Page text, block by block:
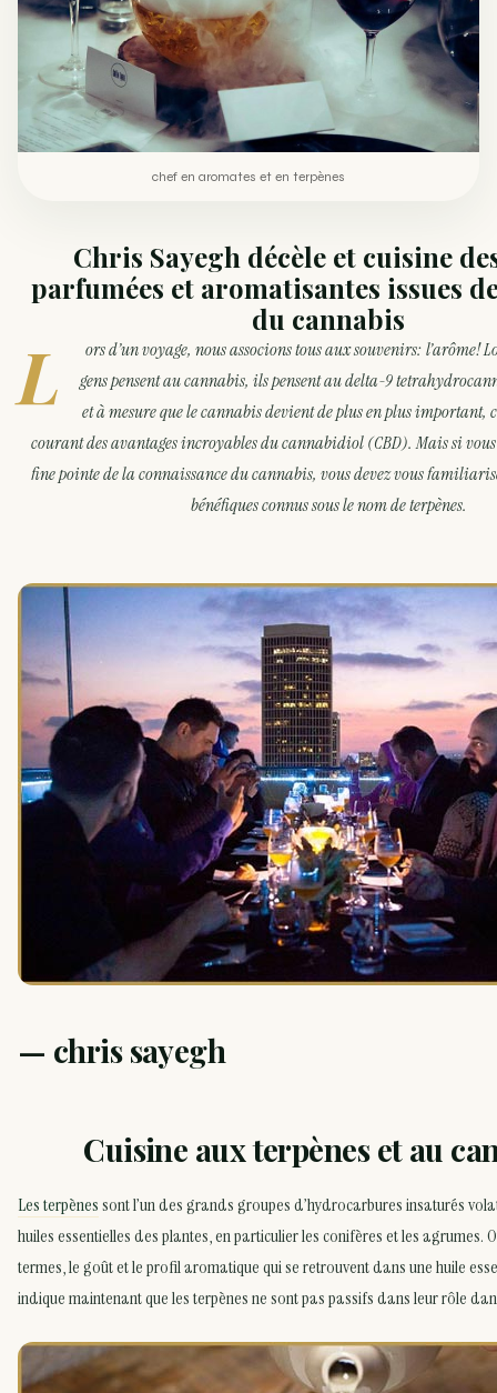
Un fabricant polonais de textiles à base de chanvre
suscite une forte…
ACTU
chef en aromates et en terpènes
Chris Sayegh décèle et cuisine
parfumées et aromatisantes issues
du cannabis
L
ors d’un voyage, nous associons tous aux souvenirs: l’arôme!
gens pensent au cannabis, ils pensent au delta-9
et à mesure que le cannabis devient de plus en plus important,
courant des avantages incroyables du cannabidiol (CBD). Mais si
fine pointe de la connaissance du cannabis, vous devez vous
bénéfiques connus sous le nom de terpènes.
— chris sayegh
Cuisine aux terpènes et au
Les terpènessont l’un des grands groupes d’hydrocarbures insaturés
huiles essentielles des plantes, en particulier les conifères et les agrumes.
termes, le goût et le profil aromatique qui se retrouvent dans une huile
indique maintenant que les terpènes ne sont pas passifs dans leur rôle